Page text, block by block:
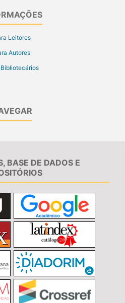
Leitores
Autores
BASE DE DADOS E